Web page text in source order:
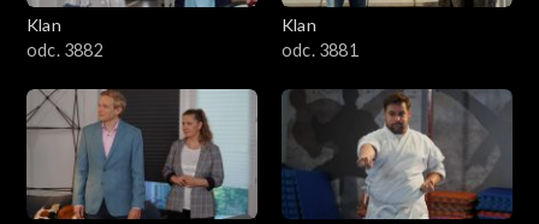
1201–1300
1101–1200
1001–1100
Klan
odc. 3882
Klan
odc. 3881